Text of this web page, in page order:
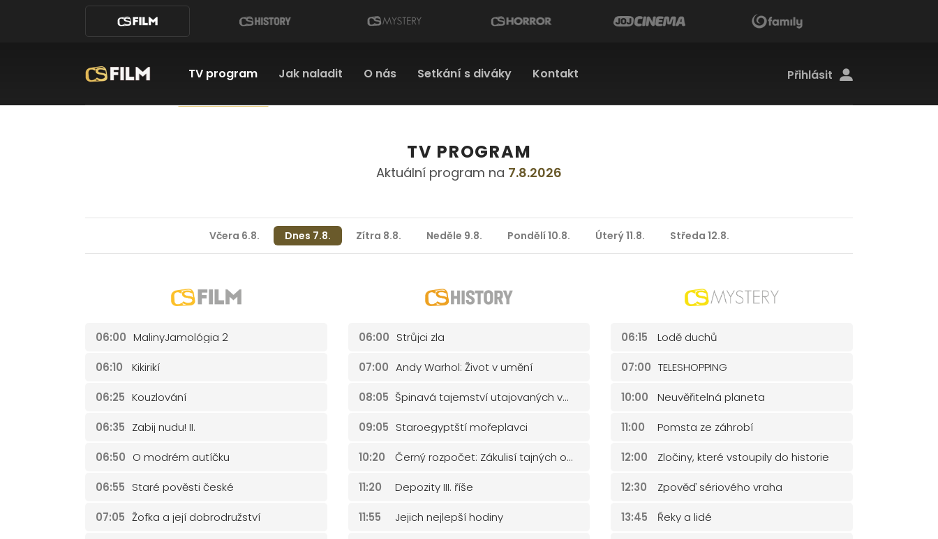
TV program Jak naladit O nás Setkání s diváky Kontakt Přihlásit
TV PROGRAM
Aktuální program na 7.8.2026
Včera 6.8. Dnes 7.8. Zítra 8.8. Neděle 9.8. Pondělí 10.8. Úterý 11.8. Středa 12.8.
06:00 MalinyJamológia 2
06:10 Kikirikí
06:25 Kouzlování
06:35 Zabij nudu! II.
06:50 O modrém autíčku
06:55 Staré pověsti české
07:05 Žofka a její dobrodružství
06:00 Strůjci zla
07:00 Andy Warhol: Život v umění
08:05 Špinavá tajemství utajovaných válek
09:05 Staroegyptští mořeplavci
10:20 Černý rozpočet: Zákulisí tajných operací
11:20 Depozity III. říše
11:55 Jejich nejlepší hodiny
06:15 Lodě duchů
07:00 TELESHOPPING
10:00 Neuvěřitelná planeta
11:00 Pomsta ze záhrobí
12:00 Zločiny, které vstoupily do historie
12:30 Zpověď sériového vraha
13:45 Řeky a lidé